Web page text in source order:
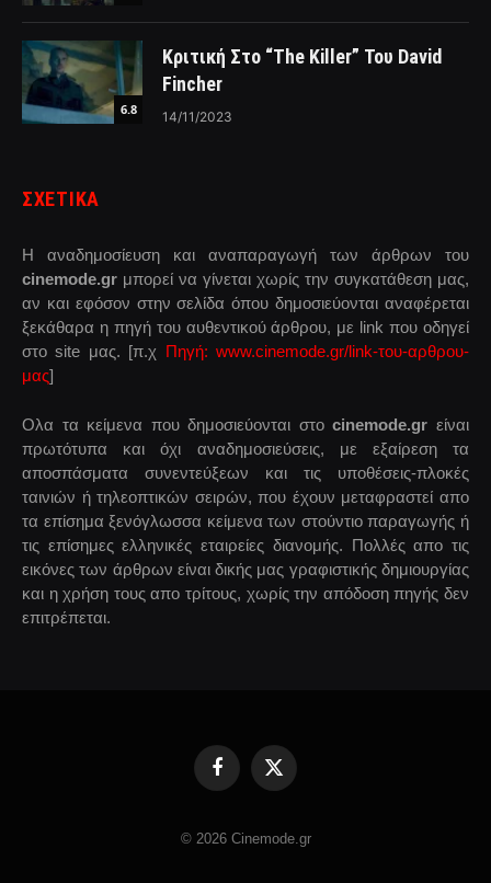
6.8
Κριτική Στο “The Killer” Του David
Fincher
14/11/2023
ΣΧΕΤΙΚΑ
Η αναδημοσίευση και αναπαραγωγή των άρθρων του
cinemode.gr μπορεί να γίνεται χωρίς την συγκατάθεση μας,
αν και εφόσον στην σελίδα όπου δημοσιεύονται αναφέρεται
ξεκάθαρα η πηγή του αυθεντικού άρθρου, με link που οδηγεί
στο site μας. [π.χ Πηγή: www.cinemode.gr/link-του-αρθρου-
μας]
Ολα τα κείμενα που δημοσιεύονται στοcinemode.gr είναι
πρωτότυπα και όχι αναδημοσιεύσεις, με εξαίρεση τα
αποσπάσματα συνεντεύξεων και τις υποθέσεις-πλοκές
ταινιών ή τηλεοπτικών σειρών, που έχουν μεταφραστεί απο
τα επίσημα ξενόγλωσσα κείμενα των στούντιο παραγωγής ή
τις επίσημες ελληνικές εταιρείες διανομής. Πολλές απο τις
εικόνες των άρθρων είναι δικής μας γραφιστικής δημιουργίας
και η χρήση τους απο τρίτους, χωρίς την απόδοση πηγής δεν
επιτρέπεται.
FacebookX
© 2026 Cinemode.gr